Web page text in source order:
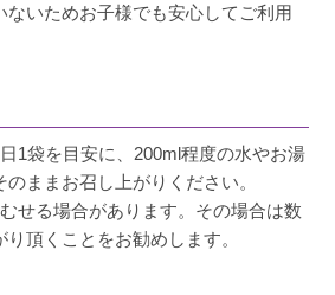
ないためお子様でも安心してご利用
1袋を目安に、200ml程度の水やお湯
ままお召し上がりください。
せる場合があります。その場合は数
頂くことをお勧めします。